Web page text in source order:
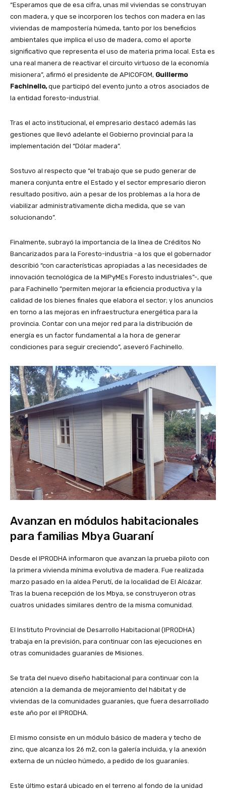
“Esperamos que de esa cifra, unas mil viviendas se construyan
con madera, y que se incorporen los techos con madera en las
viviendas de mampostería húmeda, tanto por los beneficios
ambientales que implica el uso de madera, como el aporte
significativo que representa el uso de materia prima local. Esta es
una real manera de reactivar el circuito virtuoso de la economía
misionera”, afirmó el presidente de APICOFOM, Guillermo
Fachinello,que participó del evento junto a otros asociados de
la entidad foresto-industrial.
Tras el acto institucional, el empresario destacó además las
gestiones que llevó adelante el Gobierno provincial para la
implementación del “Dólar madera”.
Sostuvo al respecto que “el trabajo que se pudo generar de
manera conjunta entre el Estado y el sector empresario dieron
resultado positivo, aún a pesar de los problemas a la hora de
viabilizar administrativamente dicha medida, que se van
solucionando”.
Finalmente, subrayó la importancia de la línea de Créditos No
Bancarizados para la Foresto-industria -a los que el gobernador
describió “con características apropiadas a las necesidades de
innovación tecnológica de la MiPyMEs Foresto industriales”-, que
para Fachinello “permiten mejorar la eficiencia productiva y la
calidad de los bienes finales que elabora el sector; y los anuncios
en torno a las mejoras en infraestructura energética para la
provincia. Contar con una mejor red para la distribución de
energía es un factor fundamental a la hora de generar
condiciones para seguir creciendo”, aseveró Fachinello.
Avanzan en módulos habitacionales
para familias Mbya Guaraní
Desde el IPRODHA informaron que avanzan la prueba piloto con
la primera vivienda mínima evolutiva de madera. Fue realizada
marzo pasado en la aldea Perutí, de la localidad de El Alcázar.
Tras la buena recepción de los Mbya, se construyeron otras
cuatros unidades similares dentro de la misma comunidad.
El Instituto Provincial de Desarrollo Habitacional (IPRODHA)
trabaja en la previsión, para continuar con las ejecuciones en
otras comunidades guaraníes de Misiones.
Se trata del nuevo diseño habitacional para continuar con la
atención a la demanda de mejoramiento del hábitat y de
viviendas de la comunidades guaraníes, que fuera desarrollado
este año por el IPRODHA.
El mismo consiste en un módulo básico de madera y techo de
zinc, que alcanza los 26 m2, con la galería incluida, y la anexión
externa de un núcleo húmedo, a pedido de los guaraníes.
Este último estará ubicado en el terreno al fondo de la unidad